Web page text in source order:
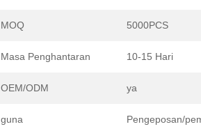
MOQ 5000PCS
Masa Penghantaran 10-15 Hari
OEM/ODM ya
guna Pengeposan/